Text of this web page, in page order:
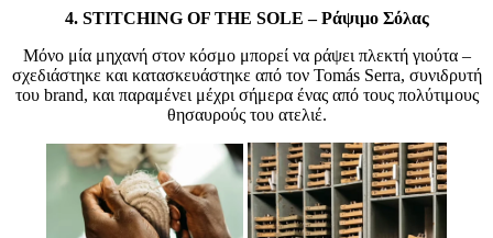
4. STITCHING OF THE SOLE – Ράψιμο Σόλας
Μόνο μία μηχανή στον κόσμο μπορεί να ράψει πλεκτή γιούτα –
σχεδιάστηκε και κατασκευάστηκε από τον Tomás Serra, συνιδρυτή
του brand, και παραμένει μέχρι σήμερα ένας από τους πολύτιμους
θησαυρούς του ατελιέ.